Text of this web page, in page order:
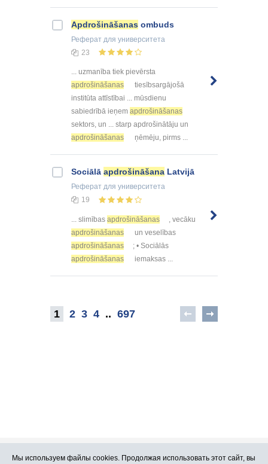
Apdrošināšanas ombuds
Реферат для университета
23
... uzmanība tiek pievērsta
apdrošināšanas
tiesībsargājošā
institūta attīstībai ... mūsdienu
sabiedrībā ieņem apdrošināšanas
sektors, un ... starp apdrošinātāju un
apdrošināšanas
ņēmēju, pirms ...
Sociālā apdrošināšana Latvijā
Реферат для университета
19
... slimības apdrošināšanas
, vecāku
apdrošināšanas
un veselības
apdrošināšanas
; • Sociālās
apdrošināšanas
iemaksas ...
1 2 3 4 .. 697
Про Atlants.lv Реклама
Мы используем файлы cookies. Продолжая использовать этот сайт, вы